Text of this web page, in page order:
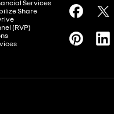
Services
Share
(RVP)